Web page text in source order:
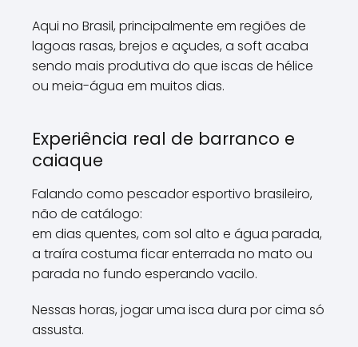
Aqui no Brasil, principalmente em regiões de
lagoas rasas, brejos e açudes, a soft acaba
sendo mais produtiva do que iscas de hélice
ou meia-água em muitos dias.
Experiência real de barranco e
caiaque
Falando como pescador esportivo brasileiro,
não de catálogo:
em dias quentes, com sol alto e água parada,
a traíra costuma ficar enterrada no mato ou
parada no fundo esperando vacilo.
Nessas horas, jogar uma isca dura por cima só
assusta.